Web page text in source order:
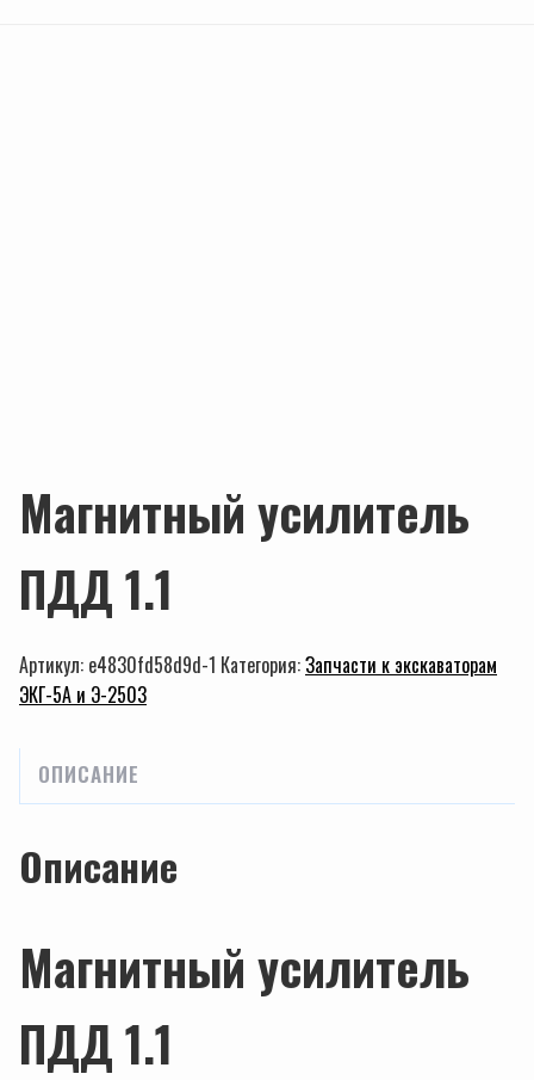
Магнитный усилитель
ПДД 1.1
Артикул: e4830fd58d9d-1 Категория:Запчасти к экскаваторам
ЭКГ-5А и Э-2503
ОПИСАНИЕ
Описание
Магнитный усилитель
ПДД 1.1